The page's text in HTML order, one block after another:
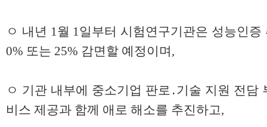
ㅇ 내년 1월 1일부터 시험연구기관은 성능인
0% 또는 25% 감면할 예정이며,
ㅇ 기관 내부에 중소기업 판로․기술 지원 전담
비스 제공과 함께 애로 해소를 추진하고,